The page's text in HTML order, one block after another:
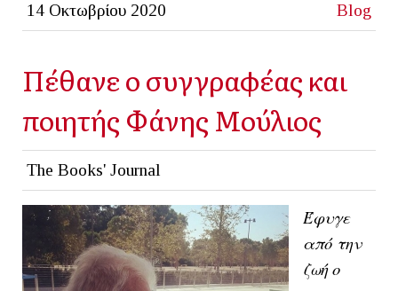
14 Οκτωβρίου 2020 Blog
Πέθανε ο συγγραφέας και
ποιητής Φάνης Μούλιος
The Books' Journal
Έφυγε
από την
ζωή ο